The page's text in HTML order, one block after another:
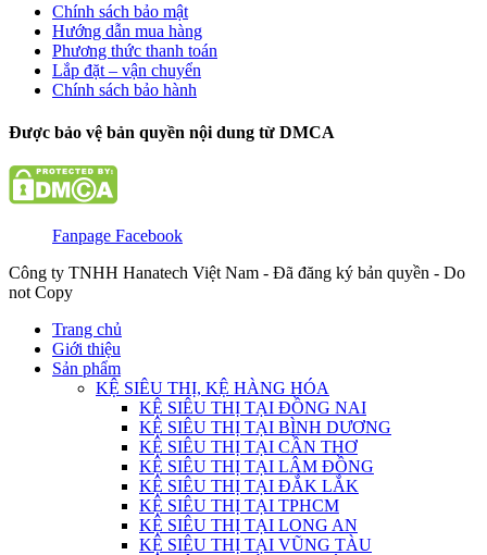
Chính sách bảo mật
Hướng dẫn mua hàng
Phương thức thanh toán
Lắp đặt – vận chuyển
Chính sách bảo hành
Được bảo vệ bản quyền nội dung từ DMCA
Fanpage Facebook
Công ty TNHH Hanatech Việt Nam - Đã đăng ký bản quyền - Do
not Copy
Trang chủ
Giới thiệu
Sản phẩm
KỆ SIÊU THỊ, KỆ HÀNG HÓA
KỆ SIÊU THỊ TẠI ĐỒNG NAI
KỆ SIÊU THỊ TẠI BÌNH DƯƠNG
KỆ SIÊU THỊ TẠI CẦN THƠ
KỆ SIÊU THỊ TẠI LÂM ĐỒNG
KỆ SIÊU THỊ TẠI ĐẮK LẮK
KỆ SIÊU THỊ TẠI TPHCM
KỆ SIÊU THỊ TẠI LONG AN
KỆ SIÊU THỊ TẠI VŨNG TÀU